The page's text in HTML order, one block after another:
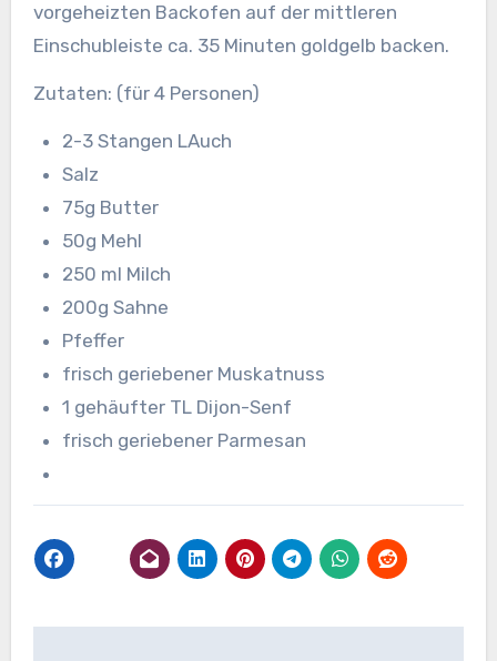
vorgeheizten Backofen auf der mittleren
Einschubleiste ca. 35 Minuten goldgelb backen.
Zutaten: (für 4 Personen)
2-3 Stangen LAuch
Salz
75g Butter
50g Mehl
250 ml Milch
200g Sahne
Pfeffer
frisch geriebener Muskatnuss
1 gehäufter TL Dijon-Senf
frisch geriebener Parmesan